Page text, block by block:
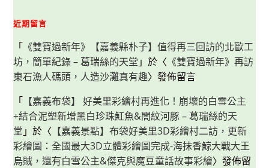
過
癮！
近期留言
「 《雙寶過新年》【嘉義縣朴子】值得再三回訪的北歐工
坊，簡單紀錄 – 葛瑞絲的天堂 」於〈 《雙寶過新年》再訪
東石漁人碼頭，人造沙灘真有趣〉發佈留言
「 【嘉義布袋】 好美里彩繪村再進化！崩壞的白雪公主
+結合泥塑新增黑白珍珠魟魚&闇紋河豚 – 葛瑞絲的天
堂 」於〈 【嘉義景點】布袋好美里3D彩繪村二訪，更新
彩繪圖：全國最大3D立體彩繪圖完成-海抹香鯨大戰大王
烏賊，還有白雪公主&傑克與魔豆童話故事彩繪〉發佈留